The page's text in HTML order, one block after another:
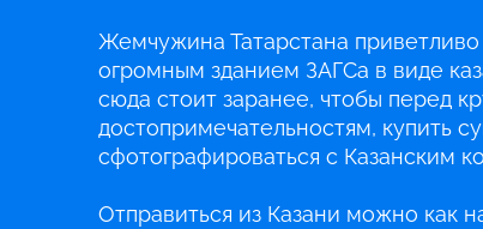
Жемчужина Татарстана
огромным зданием ЗАГСа в виде
сюда стоит заранее, чтобы перед
достопримечательностям, купить
сфотографироваться с Казанским
Отправиться из Казани можно как